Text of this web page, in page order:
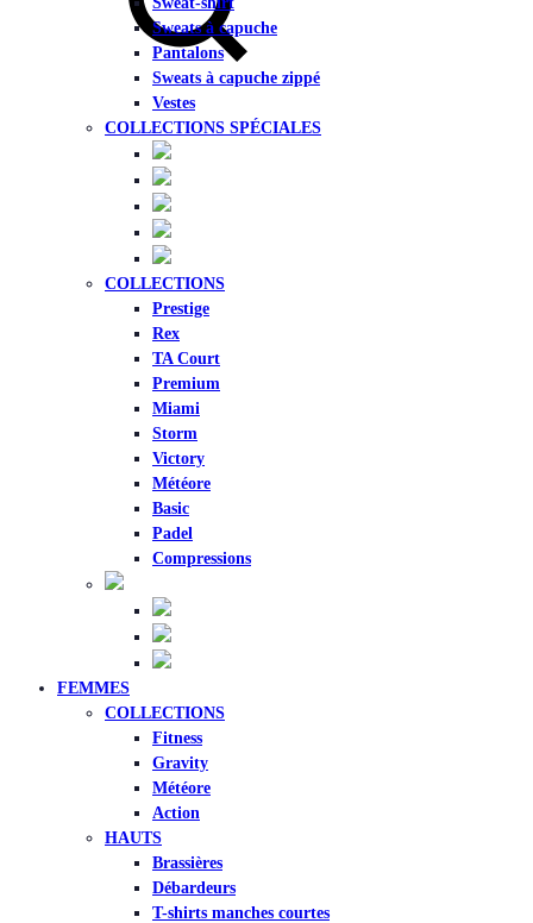
Sweats à capuche
Pantalons
Sweats à capuche zippé
Vestes
COLLECTIONS SPÉCIALES
COLLECTIONS
Prestige
Rex
TA Court
Premium
Miami
Storm
Victory
Météore
Basic
Padel
Compressions
FEMMES
COLLECTIONS
Fitness
Gravity
Météore
Action
HAUTS
Brassières
Débardeurs
T-shirts manches courtes